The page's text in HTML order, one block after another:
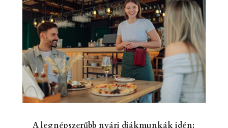
A legnépszerűbb nyári diákmunkák idén: